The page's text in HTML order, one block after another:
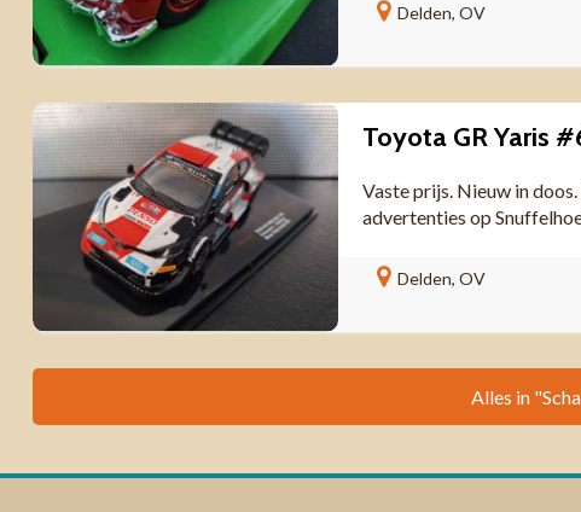
Delden, OV
Vaste prijs. Nieuw in
advertenties op
Delden, OV
Alles in